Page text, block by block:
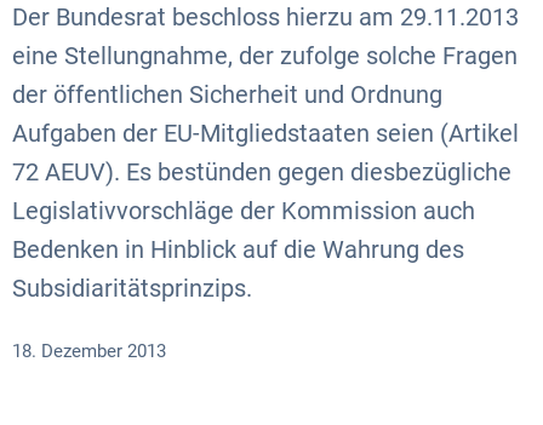
Der Bundesrat beschloss hierzu am 29.11.2013
eine Stellungnahme, der zufolge solche Fragen
der öffentlichen Sicherheit und Ordnung
Aufgaben der EU-Mitgliedstaaten seien (Artikel
72 AEUV). Es bestünden gegen diesbezügliche
Legislativvorschläge der Kommission auch
Bedenken in Hinblick auf die Wahrung des
Subsidiaritätsprinzips.
18. Dezember 2013